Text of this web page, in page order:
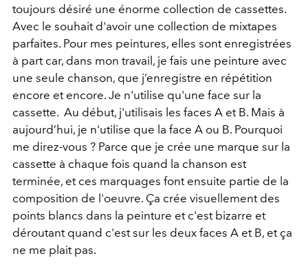
toujours désiré une énorme collection de cassettes.
Avec le souhait d'avoir une collection de mixtapes
parfaites. Pour mes peintures, elles sont enregistrées
à part car, dans mon travail, je fais une peinture avec
une seule chanson, que j’enregistre en répétition
encore et encore. Je n'utilise qu'une face sur la
cassette. Au début, j'utilisais les faces A et B. Mais à
aujourd’hui, je n'utilise que la face A ou B. Pourquoi
me direz-vous ? Parce que je crée une marque sur la
cassette à chaque fois quand la chanson est
terminée, et ces marquages font ensuite partie de la
composition de l'oeuvre. Ça crée visuellement des
points blancs dans la peinture et c'est bizarre et
déroutant quand c'est sur les deux faces A et B, et ça
ne me plait pas.